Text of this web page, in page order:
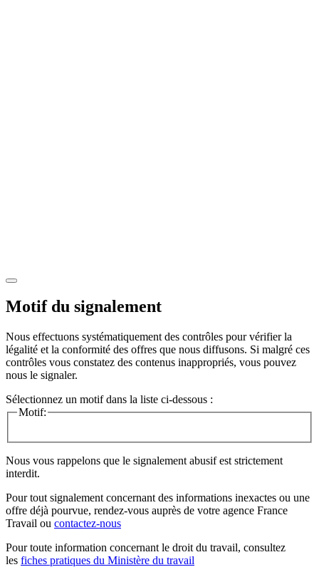
Motif du signalement
Nous effectuons systématiquement des contrôles pour vérifier la
légalité et la conformité des offres que nous diffusons. Si malgré ces
contrôles vous constatez des contenus inappropriés, vous pouvez
nous le signaler.
Sélectionnez un motif dans la liste ci-dessous :
Motif:
Nous vous rappelons que le signalement abusif est strictement
interdit.
Pour tout signalement concernant des informations inexactes ou une
offre déjà pourvue, rendez-vous auprès de votre agence France
Travail ou contactez-nous
Pour toute information concernant le droit du travail, consultez
les fiches pratiques du Ministère du travail